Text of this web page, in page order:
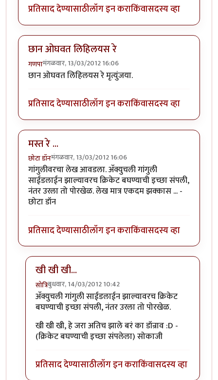
प्रतिसाद देण्यासाठीलॉग इन कराकिंवासदस्य व्हा
छान ओघवत लिहिलयस रे
गणपामंगळवार, 13/03/2012 16:06
छान ओघवत लिहिलयस रे मृत्युंजया.
प्रतिसाद देण्यासाठीलॉग इन कराकिंवासदस्य व्हा
मस्त रे ...
छोटा डॉनमंगळवार, 13/03/2012 16:06
गांगुलीवरचा लेख आवडला. अ‍ॅक्युचली गांगुली
साईडलाईन झाल्यावरच क्रिकेट बघण्याची इच्छा संपली,
नंतर उरला तो पोरखेळ. लेख मात्र एकदम झक्कास ... -
छोटा डॉन
प्रतिसाद देण्यासाठीलॉग इन कराकिंवासदस्य व्हा
खी खी खी...
सोत्रिबुधवार, 14/03/2012 10:42
In reply toमस्त रे ...byछोटा डॉन
अ‍ॅक्युचली गांगुली साईडलाईन झाल्यावरच क्रिकेट
बघण्याची इच्छा संपली, नंतर उरला तो पोरखेळ.
खी खी खी, हे जरा अतिच झाले बरं का डॉन्राव :D -
(क्रिकेट बघण्याची इच्छा संपलेला) सोकाजी
प्रतिसाद देण्यासाठीलॉग इन कराकिंवासदस्य व्हा